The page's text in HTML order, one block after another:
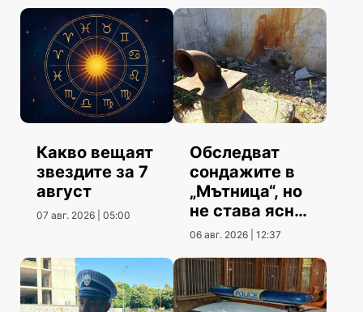
Какво вещаят
звездите за 7
август
07 авг. 2026 | 05:00
Обследват
сондажите в
„Мътница“, но
не става ясно
кога
06 авг. 2026 | 12:37